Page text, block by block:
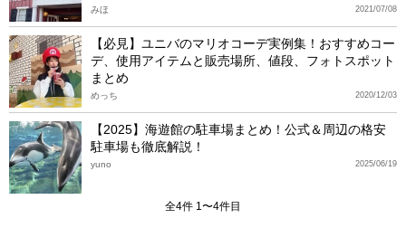
2021/07/08
みほ
【必見】ユニバのマリオコーデ実例集！おすすめコー
デ、使用アイテムと販売場所、値段、フォトスポット
まとめ
2020/12/03
めっち
【2025】海遊館の駐車場まとめ！公式＆周辺の格安
駐車場も徹底解説！
2025/06/19
yuno
全4件 1〜4件目